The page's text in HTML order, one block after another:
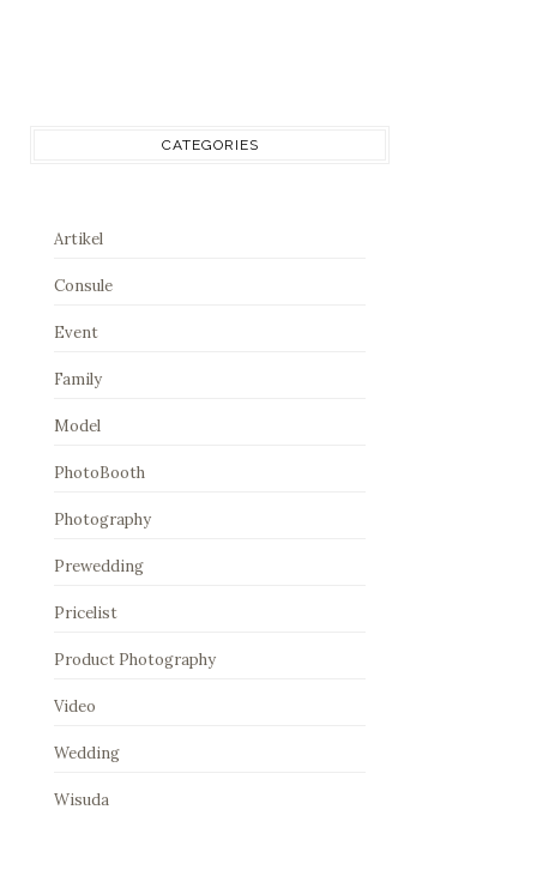
CATEGORIES
Artikel
Consule
Event
Family
Model
PhotoBooth
Photography
Prewedding
Pricelist
Product Photography
Video
Wedding
Wisuda